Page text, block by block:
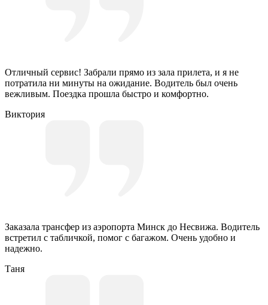
Отличный сервис! Забрали прямо из зала прилета, и я не
потратила ни минуты на ожидание. Водитель был очень
вежливым. Поездка прошла быстро и комфортно.
Виктория
Заказала трансфер из аэропорта Минск до Несвижа. Водитель
встретил с табличкой, помог с багажом. Очень удобно и
надежно.
Таня